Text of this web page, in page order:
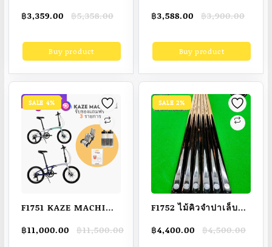
ดนตรี 12 แผ่น พร้อม
mistalkingpen รุ่นนก
รับประกัน 1 ปี
฿5,358.00
Original
was:
฿5,358.00.
฿3,359.00
Current
is:
฿3,359.00.Buy product
ซ์ ขนาดเด็กโดยเฉพาะ
สะดวก ของเล่นทำความ
เล่นสวมบทบาท เสริม
จินตนาการ ของเล่นไม้
USA คุณภาพดี
ปลอดภัย100% ทนทาน
Melissa & Doug
Deluxe Sparkle &
Shine Cleaning Set
รุ่น 30606
฿3,900.00
Original
was:
฿3,900.00.
฿3,588.00
Current
is:
฿3,588.00.Buy product
SALE 4%
F1751 KAZE MACHI
มิเนียม 20 นิ้ว (แถมของ
฿11,500.00
Original
฿11,000.00
Current
SALE 2%
F1752 ไม้คิวจำปาเล็บ
The Hunter
฿4,500.00
Original
฿4,400.00
Current